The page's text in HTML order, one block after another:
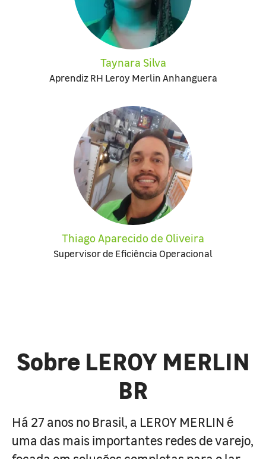
Taynara Silva
Aprendiz RH Leroy Merlin Anhanguera
Thiago Aparecido de Oliveira
Supervisor de Eficiência Operacional
Sobre LEROY MERLIN
BR
Há 27 anos no Brasil, a LEROY MERLIN é
uma das mais importantes redes de varejo,